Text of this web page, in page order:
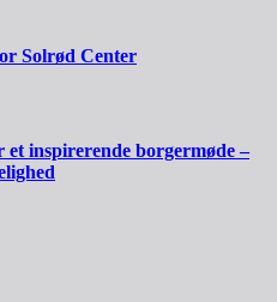
Solrød Center
inspirerende borgermøde –